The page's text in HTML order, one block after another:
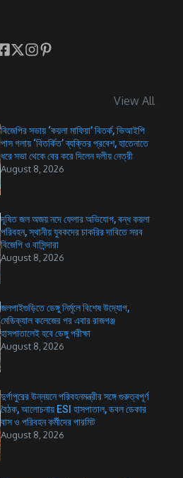
View All
বিজেপির সভায় ‘কয়লা মাফিয়া’ বিতর্ক, ভিআইপি
পাস গলায় ‘বিতর্কিত’ ব্যক্তির প্রবেশ, হাতেনাতে
ধরে সভা থেকে বের করে দিলেন দলীয় নেত্রী
August 8, 2026
দূষিত জল অজয় নদে ফেলার অভিযোগ, বন্ধ কয়লা
পরিবহন, স্থানীয় যুবকদের চাকরির দাবিতে সরব
বিজেপি ও বাসিন্দারা
August 8, 2026
জলপাইগুড়িতে ডেঙ্গু নির্মূলে বিশেষ উদ্যোগ,
মেডিক্যাল কলেজের পর এবার রাজগঞ্জ
হাসপাতালেই হবে ডেঙ্গু পরীক্ষা
August 8, 2026
দুর্গাপুরের উন্নয়নে পরিবহনমন্ত্রীর সঙ্গে গুরুত্বপূর্ণ
বৈঠক, আলোচনায় ESI হাসপাতাল, ডবল ডেকার
বাস ও পরিবহন কর্মীদের পারমিট
August 8, 2026